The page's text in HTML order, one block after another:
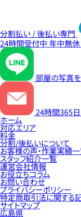
分割払い / 後払い専門
24時間受付中 年中無休
部屋の写真を
24時間365
ホーム
対応エリア
料金
分割/後払いについて
お客様の声・作業実績
スタッフ紹介一覧
運営会社情報
お役立ちコラム
お問い合わせ
プライバシーポリシー
特定商取引法に関する
サイトマップ
広島県